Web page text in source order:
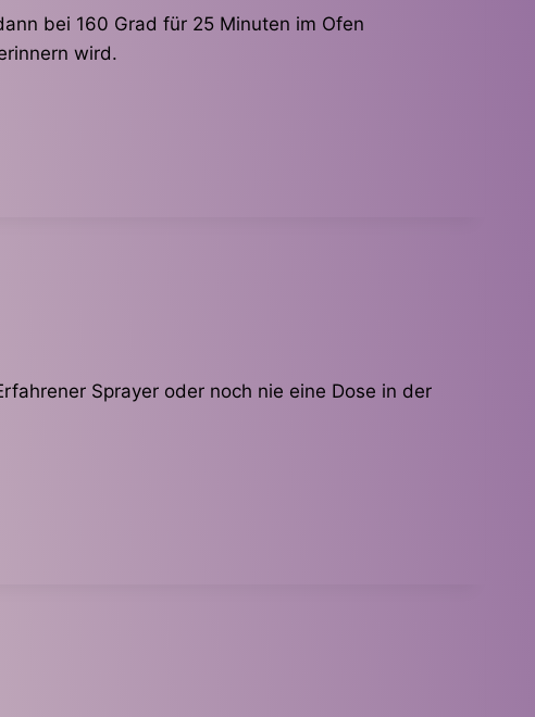
bei 160 Grad für 25 Minuten im Ofen
wird.
Sprayer oder noch nie eine Dose in der